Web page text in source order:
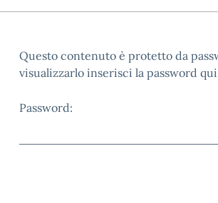
Questo contenuto è protetto da
visualizzarlo inserisci la password
Password: